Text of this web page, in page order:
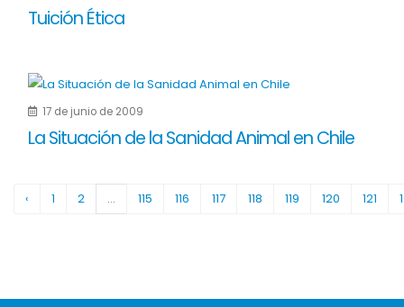
Tuición Ética
17 de junio de 2009
La Situación de la Sanidad Animal en Chile
‹ 1 2 ... 115 116 117 118 119 120 121